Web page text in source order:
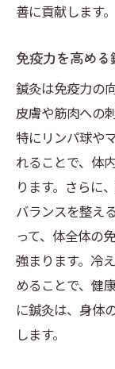
善に貢献します。
免疫力を高め
鍼灸は免疫力の
皮膚や筋肉への
特にリンパ球や
れることで、体
ります。さらに
バランスを整え
って、体全体の
強まります。冷
めることで、健
に鍼灸は、身体
します。